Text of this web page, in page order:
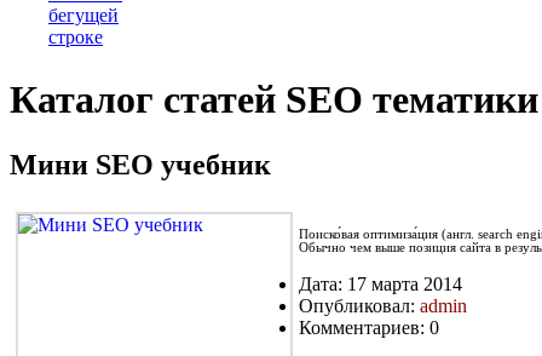
Каталог статей SEO тематики
Мини SEO учебник
Поиско́вая оптимиза́ция (англ. search
Обычно чем выше позиция сайта в
Дата: 17 марта 2014
Опубликовал: admin
Комментариев: 0